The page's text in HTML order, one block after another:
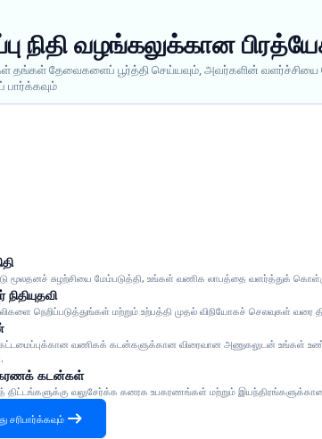
நிதி வழங்கலுக்கான
தங்கள் தேவைகளைப் பூர்த்தி செய்யவும், அவர்களின் வளர்ச்சியை
பார்க்கவும்
மூலதனச் சுழற்சியை மேம்படுத்தி, உங்கள் வணிக லாபத்தை வளர்த்துக்
நெறிப்படுத்துங்கள் மற்றும் உற்பத்தி முதல் விநியோகச் செலவுகள் வரை
வணிகக் கடன்களுக்கான விரைவான அணுகலுடன் உங்கள்
கடன்கள்
திட்டங்களுக்கு வலுசேர்க்க கனரக உபகரணங்கள் மற்றும் இயந்திரங்களுக்கான
சரிபார்க்கவும்